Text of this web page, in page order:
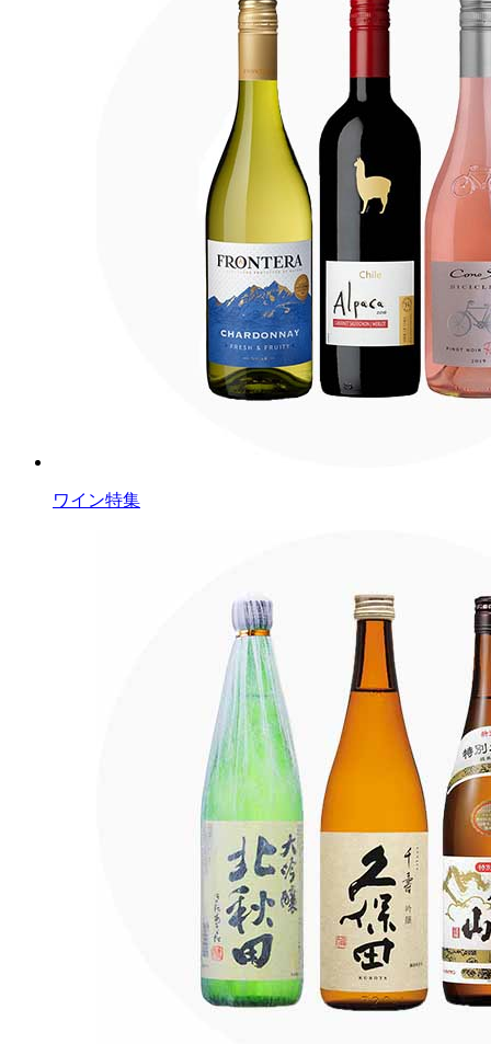
ワイン特集